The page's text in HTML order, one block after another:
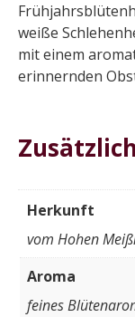
weiße
mit einem
erinnernden
Herkunft
vom Hohen
Aroma
feines